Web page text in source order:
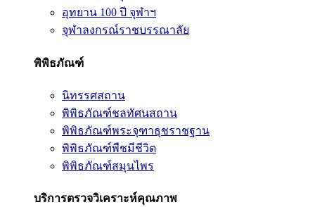
อุทยาน 100 ปี จุฬาฯ
จุฬาลงกรณ์ราชบรรณาลัย
พิพิธภัณฑ์
นิทรรศสถาน
พิพิธภัณฑ์ชลทัศนสถาน
พิพิธภัณฑ์พระจุฑาธุชราชฐาน
พิพิธภัณฑ์พืชมีชีวิต
พิพิธภัณฑ์สมุนไพร
บริการตรวจวิเคราะห์คุณภาพ